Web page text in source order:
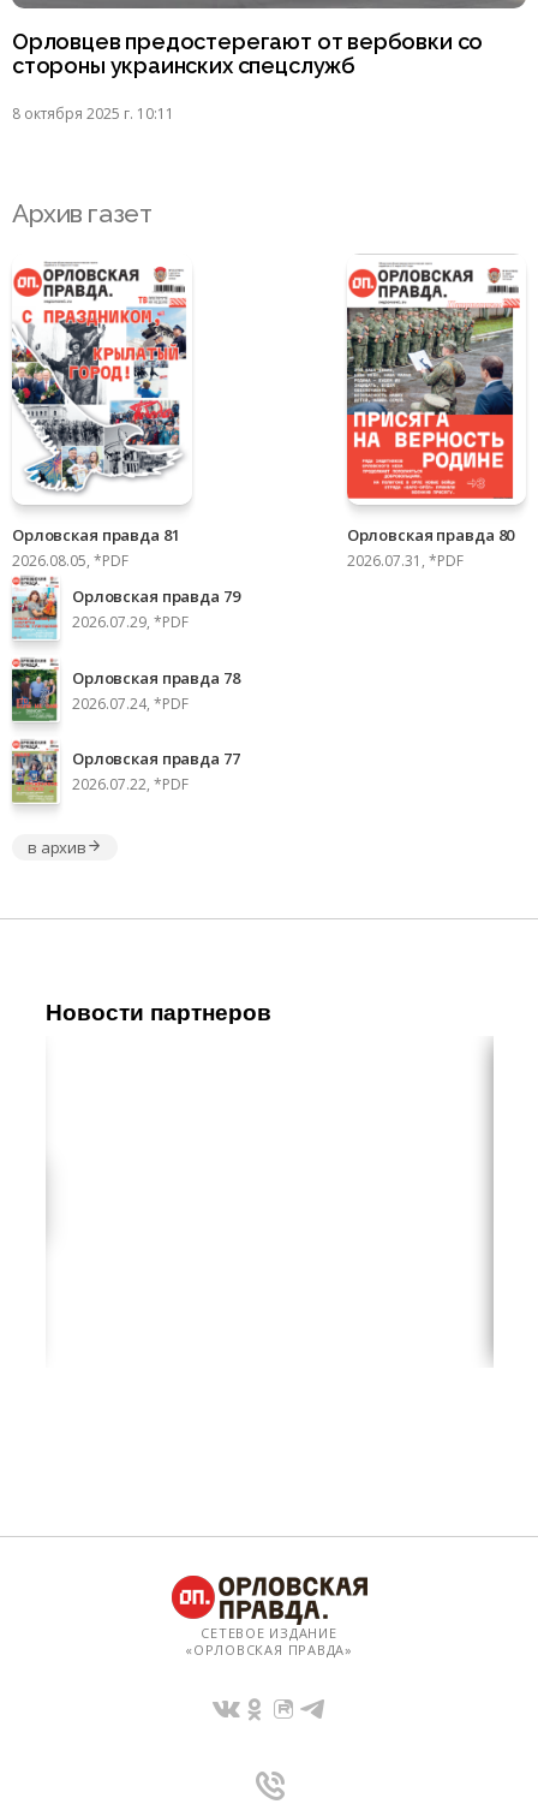
Орловцев предостерегают от вербовки со
стороны украинских спецслужб
8 октября 2025 г. 10:11
Архив газет
Орловская правда 81
2026.08.05, *PDF
Орловская правда 80
2026.07.31, *PDF
Орловская правда 79
2026.07.29, *PDF
Орловская правда 78
2026.07.24, *PDF
Орловская правда 77
2026.07.22, *PDF
в архив
Новости партнеров
СЕТЕВОЕ ИЗДАНИЕ
«ОРЛОВСКАЯ ПРАВДА»